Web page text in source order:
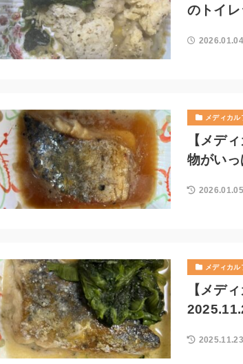
のトイ
メディカ
【メデ
物がい
メディカ
【メデ